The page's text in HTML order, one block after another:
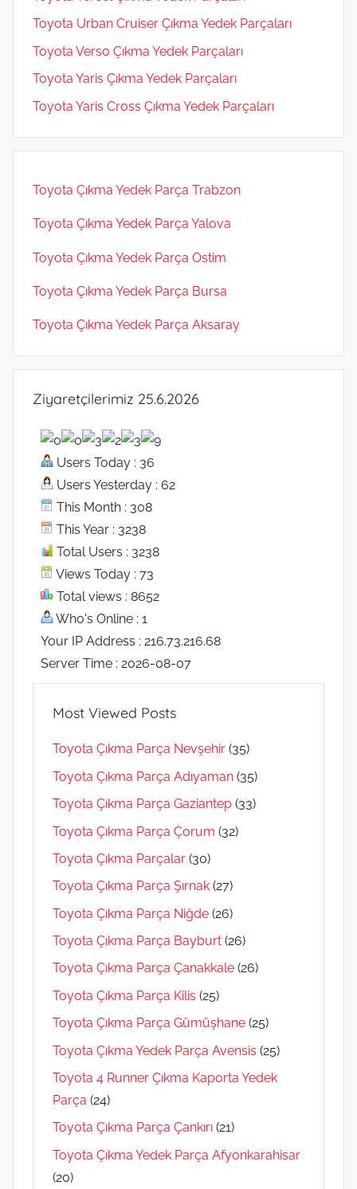
Toyota Urban Cruiser Çıkma Yedek Parçaları
Toyota Verso Çıkma Yedek Parçaları
Toyota Yaris Çıkma Yedek Parçaları
Toyota Yaris Cross Çıkma Yedek Parçaları
Toyota Çıkma Yedek Parça Trabzon
Toyota Çıkma Yedek Parça Yalova
Toyota Çıkma Yedek Parça Ostim
Toyota Çıkma Yedek Parça Bursa
Toyota Çıkma Yedek Parça Aksaray
Ziyaretçilerimiz 25.6.2026
Users Today : 36
Users Yesterday : 62
This Month : 308
This Year : 3238
Total Users : 3238
Views Today : 73
Total views : 8652
Who's Online : 1
Your IP Address : 216.73.216.68
Server Time : 2026-08-07
Most Viewed Posts
Toyota Çıkma Parça Nevşehir (35)
Toyota Çıkma Parça Adıyaman (35)
Toyota Çıkma Parça Gaziantep (33)
Toyota Çıkma Parça Çorum (32)
Toyota Çıkma Parçalar (30)
Toyota Çıkma Parça Şırnak (27)
Toyota Çıkma Parça Niğde (26)
Toyota Çıkma Parça Bayburt (26)
Toyota Çıkma Parça Çanakkale (26)
Toyota Çıkma Parça Kilis (25)
Toyota Çıkma Parça Gümüşhane (25)
Toyota Çıkma Yedek Parça Avensis (25)
Toyota 4 Runner Çıkma Kaporta Yedek
Parça (24)
Toyota Çıkma Parça Çankırı (21)
Toyota Çıkma Yedek Parça Afyonkarahisar
(20)